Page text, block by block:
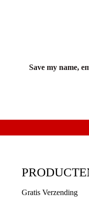
Save my name,
Gratis Verzending